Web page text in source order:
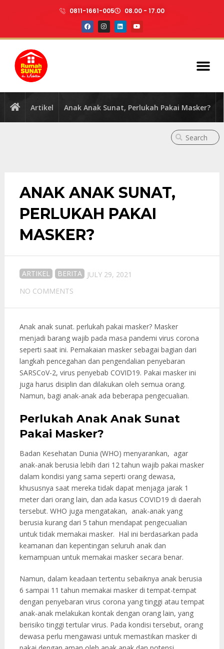
0811-1661-005 08.00 - 17.00
Artikel Anak Anak Sunat, Perlukah Pakai Masker?
ANAK ANAK SUNAT,
PERLUKAH PAKAI
MASKER?
JULY 29, 2021
ARTIKEL
BERITA
NO COMMENTS
Anak anak sunat. perlukah pakai masker? Masker
menjadi barang wajib pada masa pandemi virus corona
seperti saat ini. Pemakaian masker sebagai bagian dari
langkah pencegahan dan pengendalian penyebaran
SARSCoV-2, virus penyebab COVID19. Pakai masker ini
juga harus disiplin dan dilakukan oleh semua orang.
Namun, bagi anak-anak ada beberapa pengecualian.
Perlukah Anak Anak Sunat
Pakai Masker?
Badan Kesehatan Dunia (WHO) menyarankan, agar
anak-anak berusia lebih dari 12 tahun wajib pakai masker
dalam kondisi yang sama seperti orang dewasa,
khususnya saat mereka tidak dapat menjaga jarak 1
meter dari orang lain, dan ada kasus COVID19 di daerah
tersebut. WHO juga mengatakan, anak-anak yang
berusia kurang dari 5 tahun mendapat pengecualian
untuk tidak memakai masker. Hal ini berdasarkan pada
keamanan dan kepentingan seluruh anak dan
kemampuan untuk memakai masker secara benar.
Namun, dalam keadaan tertentu sebaiknya anak berusia
6 sampai 11 tahun memakai masker di tempat-tempat
dengan penyebaran virus corona yang tinggi atau tempat
anak-anak melakukan kontak dengan orang lain, yang
berisiko tinggi tertular virus. Pada kondisi tersebut, orang
dewasa perlu mengawasi untuk memastikan masker di